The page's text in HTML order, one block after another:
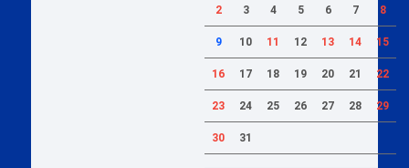
2 3 4 5 6 7 8
9 10 11 12 13 14 15
16 17 18 19 20 21 22
23 24 25 26 27 28 29
30 31